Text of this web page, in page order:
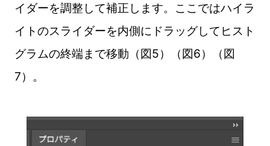
イダーを調整して補正します。ここではハイラ
イトのスライダーを内側にドラッグしてヒスト
グラムの終端まで移動（図5）（図6）（図
7）。